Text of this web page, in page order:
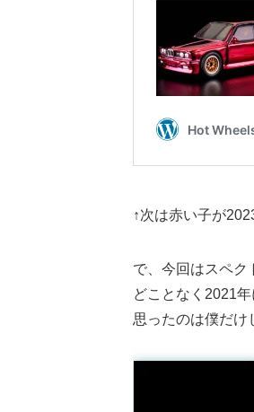
↑次は赤い子が
で、今回はスペク
どことなく2021
思ったのは僕だけ